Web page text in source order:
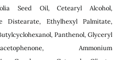
Seed Oil, Cetearyl Alcohol,
Distearate, Ethylhexyl Palmitate,
Panthenol, Glyceryl
Ammonium